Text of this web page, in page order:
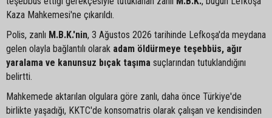
Kaza Mahkemesi'ne çıkarıldı.
Polis, zanlı M.B.K.'nin, 3 Ağustos 2026 tarihinde Lefkoşa'da meydana
gelen olayla bağlantılı olarak adam öldürmeye teşebbüs, ağır
yaralama ve kanunsuz bıçak taşıma suçlarından tutuklandığını
belirtti.
Mahkemede aktarılan olgulara göre zanlı, daha önce Türkiye'de
birlikte yaşadığı, KKTC'de konsomatris olarak çalışan ve kendisinden